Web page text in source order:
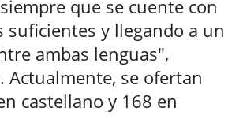
que se cuente con
suficientes y llegando a un
ambas lenguas",
Actualmente, se ofertan
castellano y 168 en